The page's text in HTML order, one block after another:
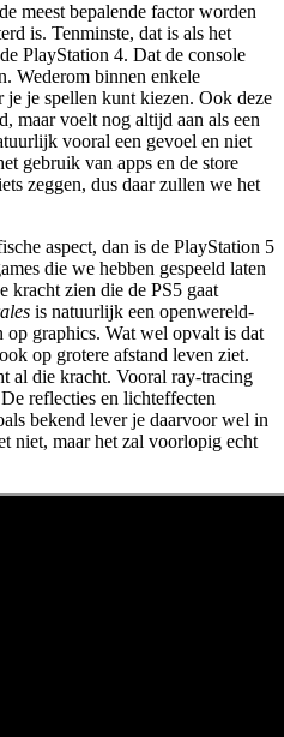
meest bepalende factor worden
is. Tenminste, dat is als het
PlayStation 4. Dat de console
Wederom binnen enkele
je je spellen kunt kiezen. Ook deze
maar voelt nog altijd aan als een
vooral een gevoel en niet
gebruik van apps en de store
zeggen, dus daar zullen we het
aspect, dan is de PlayStation 5
die we hebben gespeeld laten
kracht zien die de PS5 gaat
is natuurlijk een openwereld-
op graphics. Wat wel opvalt is dat
op grotere afstand leven ziet.
al die kracht. Vooral ray-tracing
reflecties en lichteffecten
bekend lever je daarvoor wel in
niet, maar het zal voorlopig echt